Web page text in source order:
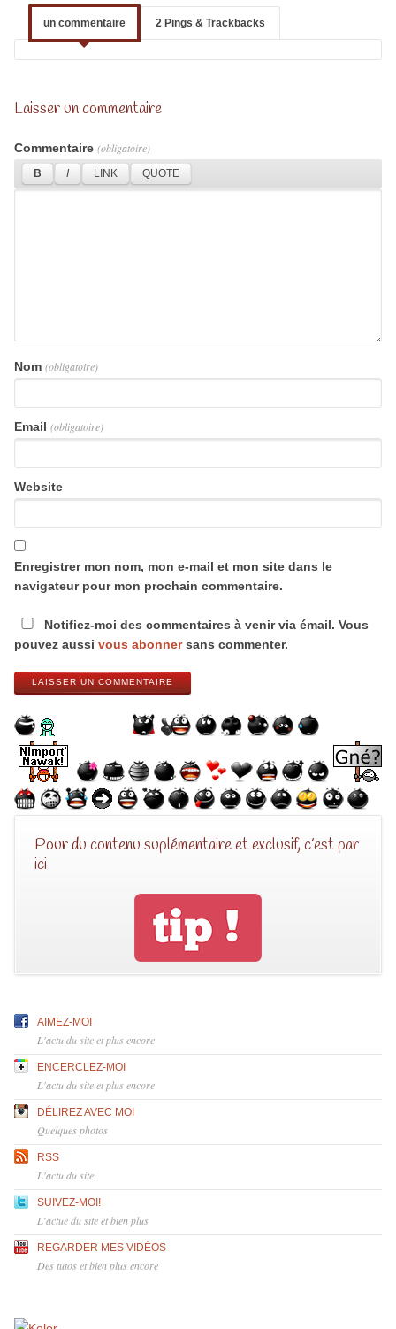
un commentaire 2 Pings & Trackbacks
Laisser un commentaire
Commentaire (obligatoire)
Nom (obligatoire)
Email (obligatoire)
Website
Enregistrer mon nom, mon e-mail et mon site dans le
navigateur pour mon prochain commentaire.
Notifiez-moi des commentaires à venir via émail. Vous
pouvez aussi vous abonnersans commenter.
LAISSER UN COMMENTAIRE
Pour du contenu suplémentaire et exclusif, c’est par
ici
AIMEZ-MOI
L'actu du site et plus encore
ENCERCLEZ-MOI
L'actu du site et plus encore
DÉLIREZ AVEC MOI
Quelques photos
RSS
L'actu du site
SUIVEZ-MOI!
L'actue du site et bien plus
REGARDER MES VIDÉOS
Des tutos et bien plus encore